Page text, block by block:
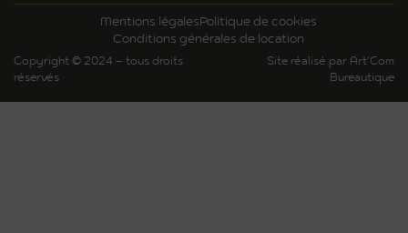
Mentions légales Politique de cookies
Conditions générales de location
Copyright © 2024 – tous droits
réservés
Site réalisé par Art'Com
Bureautique